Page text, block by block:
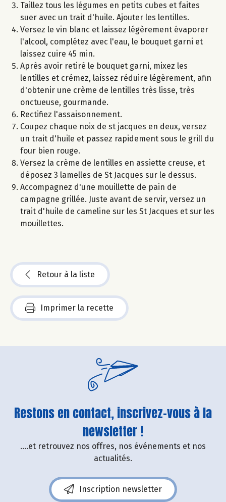
Taillez tous les légumes en petits cubes et faites
suer avec un trait d'huile. Ajouter les lentilles.
Versez le vin blanc et laissez légèrement évaporer
l'alcool, complétez avec l'eau, le bouquet garni et
laissez cuire 45 min.
Après avoir retiré le bouquet garni, mixez les
lentilles et crémez, laissez réduire légèrement, afin
d'obtenir une crème de lentilles très lisse, très
onctueuse, gourmande.
Rectifiez l'assaisonnement.
Coupez chaque noix de st jacques en deux, versez
un trait d'huile et passez rapidement sous le grill du
four bien rouge.
Versez la crème de lentilles en assiette creuse, et
déposez 3 lamelles de St Jacques sur le dessus.
Accompagnez d'une mouillette de pain de
campagne grillée. Juste avant de servir, versez un
trait d'huile de cameline sur les St Jacques et sur les
mouillettes.
Retour à la liste
Imprimer la recette
Restons en contact, inscrivez-vous à la
newsletter !
....et retrouvez nos offres, nos événements et nos
actualités.
Inscription newsletter